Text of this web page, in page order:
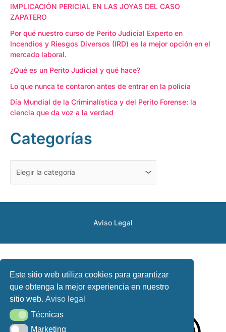
a
r
p
o
:
IMPLICACIÓN PERICIAL EN LAS JOYAS DEL CASO
ZAPATERO
Por qué nuestro curso de Perito Judicial Experto en
Incendios y Riesgos Diversos (IRD) es la mejor opción en el
mercado laboral.
¿Qué es un Perito Judicial y qué hace?
Lo que nunca te contaron antes de entrar en la policía
Día Mundial de la Criminalística y del Perito Forense: la
ciencia que da voz a la verdad
Categorías
o
í
a
Aviso Legal
Este sitio web utiliza cookies para garantizar
que obtenga la mejor experiencia en nuestro
sitio web.Aviso legal
TécnicasTécnicas
MarketingMarketing